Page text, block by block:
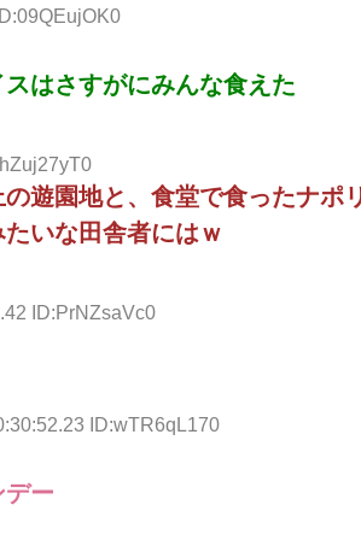
はさすがにみんな食えた
遊園地と、食堂で食ったナポ
いな田舎者にはｗ
ID:PrNZsaVc0
ID:wTR6qL170
ー